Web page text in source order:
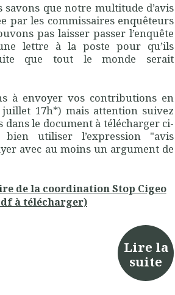
que notre multitude d’avis
par les commissaires enquêteurs
pas laisser passer l’enquête
lettre à la poste pour qu’ils
que tout le monde serait
à envoyer vos contributions en
juillet 17h*) mais attention suivez
le document à télécharger ci-
utiliser l’expression "avis
avec au moins un argument de
de la coordination Stop Cigeo
à télécharger)
Lire la
suite